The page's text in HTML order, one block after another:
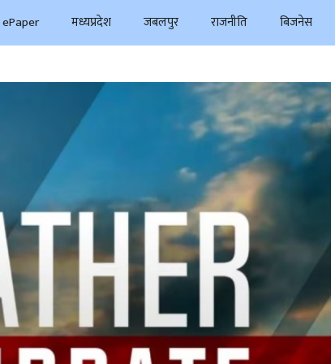
ePaper मध्यप्रदेश जबलपुर राजनीति बिजनेस